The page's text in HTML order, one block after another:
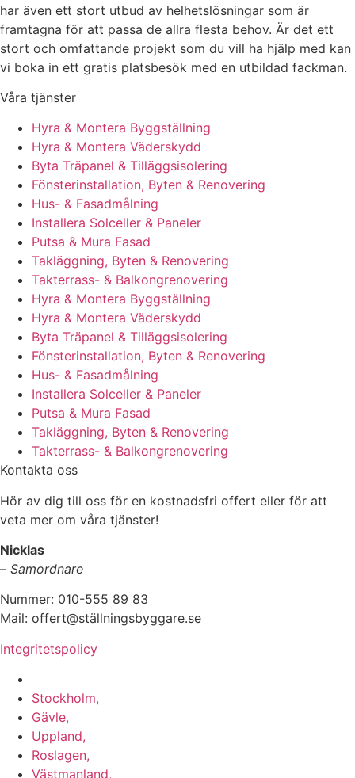
har även ett stort utbud av helhetslösningar som är
framtagna för att passa de allra flesta behov. Är det ett
stort och omfattande projekt som du vill ha hjälp med kan
vi boka in ett gratis platsbesök med en utbildad fackman.
Våra tjänster
Hyra & Montera Byggställning
Hyra & Montera Väderskydd
Byta Träpanel & Tilläggsisolering
Fönsterinstallation, Byten & Renovering
Hus- & Fasadmålning
Installera Solceller & Paneler
Putsa & Mura Fasad
Takläggning, Byten & Renovering
Takterrass- & Balkongrenovering
Hyra & Montera Byggställning
Hyra & Montera Väderskydd
Byta Träpanel & Tilläggsisolering
Fönsterinstallation, Byten & Renovering
Hus- & Fasadmålning
Installera Solceller & Paneler
Putsa & Mura Fasad
Takläggning, Byten & Renovering
Takterrass- & Balkongrenovering
Kontakta oss
Hör av dig till oss för en kostnadsfri offert eller för att
veta mer om våra tjänster!
Nicklas
– Samordnare
Nummer: 010-555 89 83
Mail: offert@ställningsbyggare.se
Integritetspolicy
Stockholm,
Gävle,
Uppland,
Roslagen,
Västmanland,